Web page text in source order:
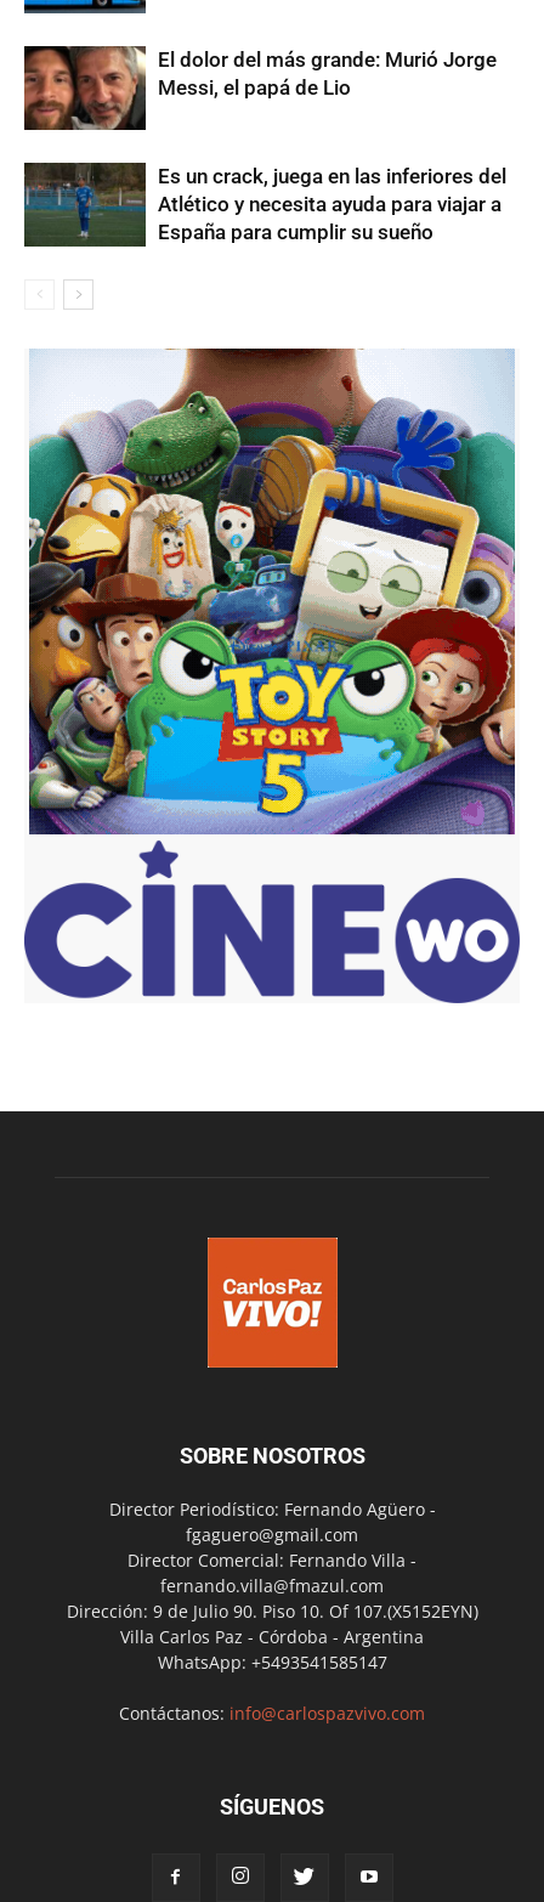
El dolor del más grande: Murió Jorge
Messi, el papá de Lio
Es un crack, juega en las inferiores del
Atlético y necesita ayuda para viajar a
España para cumplir su sueño
SOBRE NOSOTROS
Director Periodístico: Fernando Agüero -
fgaguero@gmail.com
Director Comercial: Fernando Villa -
fernando.villa@fmazul.com
Dirección: 9 de Julio 90. Piso 10. Of 107.(X5152EYN)
Villa Carlos Paz - Córdoba - Argentina
WhatsApp: +5493541585147
Contáctanos: info@carlospazvivo.com
SÍGUENOS